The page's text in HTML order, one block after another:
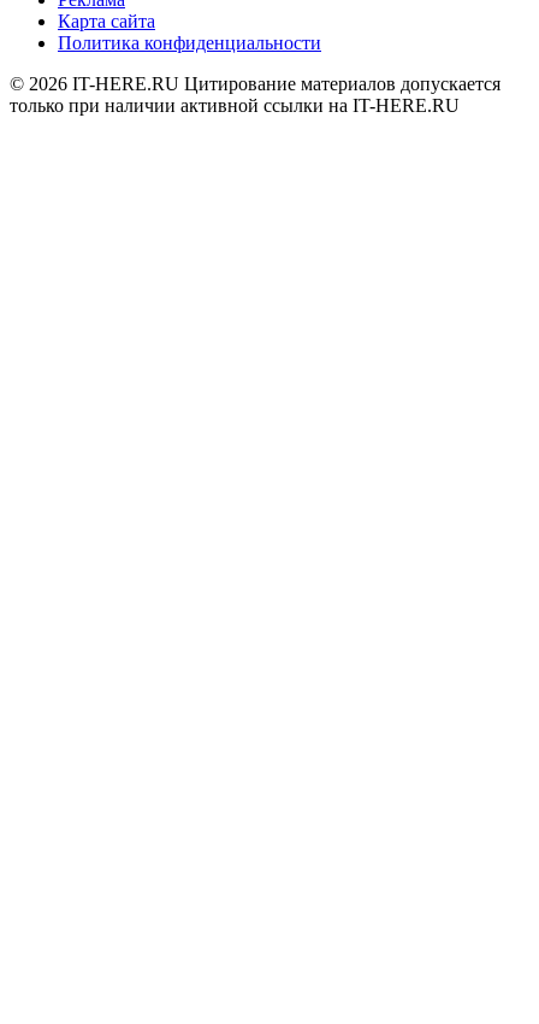
Карта сайта
Политика конфиденциальности
© 2026 IT-HERE.RU Цитирование материалов допускается
только при наличии активной ссылки на IT-HERE.RU